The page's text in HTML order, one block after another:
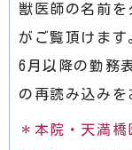
獣医師の名前
がご覧頂けます
6月以降の勤務
の再読み込みを
＊本院・天満